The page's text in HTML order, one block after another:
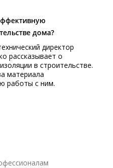
дома?
директор
рассказывает о
в строительстве.
материала
работы с ним.